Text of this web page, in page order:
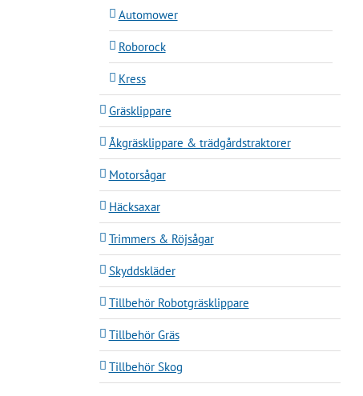
Automower
Roborock
Kress
Gräsklippare
Åkgräsklippare & trädgårdstraktorer
Motorsågar
Häcksaxar
Trimmers & Röjsågar
Skyddskläder
Tillbehör Robotgräsklippare
Tillbehör Gräs
Tillbehör Skog